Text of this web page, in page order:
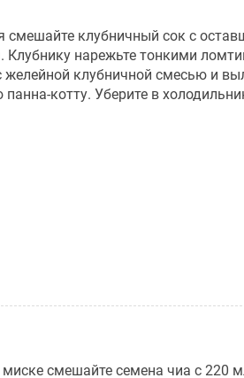
смешайте клубничный сок с
Клубнику нарежьте тонкими
желейной клубничной смесью и
котту. Уберите в
миске смешайте семена чиа с 220